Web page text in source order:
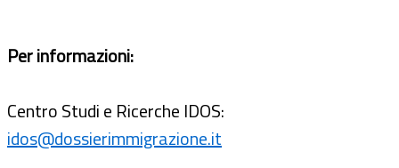
Per informazioni:
Centro Studi e Ricerche IDOS:
idos@dossierimmigrazione.it